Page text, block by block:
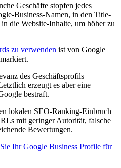
Geschäfte stopfen jedes
Business-Namen, in den Title-
die Website-Inhalte, um höher zu
zu verwenden ist von Google
des Geschäftsprofils
erzeugt es aber eine
bestraft.
lokalen SEO-Ranking-Einbruch
mit geringer Autorität, falsche
Bewertungen.
Ihr Google Business Profile für